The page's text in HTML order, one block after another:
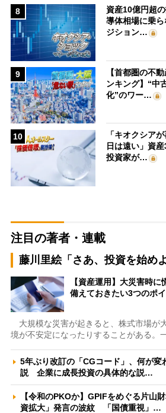
8
資産10億円超
導体相場に乗
ジション…
9
【首都圏の不
ンキング】“中
化”のワー…
10
「キオクシア
日は遠い」資
投資家が…
注目の著者・連載
藤川里絵「さあ、投資を始め
【資産運用】大災害時
備えておきたい3つのポ
大規模な災害が起きると、株式市場が
境が不安定になったりすることがある。
5年ぶり改訂の「CGコード」、何が変
説 企業に成長投資の具体的な説…
【令和のPKOか】GPIFをめぐる片山
資拡大」発言の波紋 「国債重視」…